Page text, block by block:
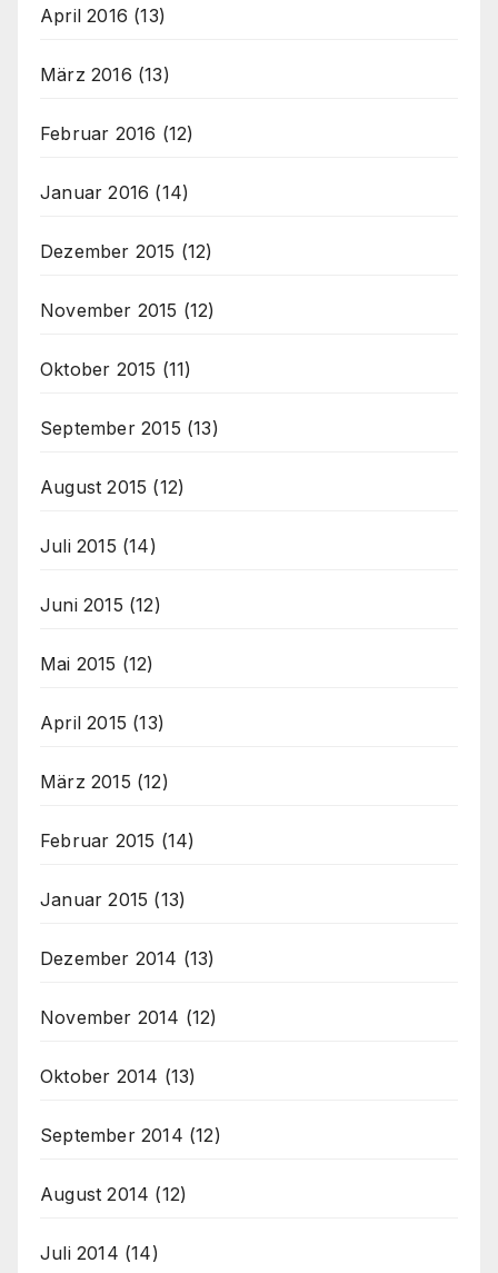
April 2016 (13)
März 2016 (13)
Februar 2016 (12)
Januar 2016 (14)
Dezember 2015 (12)
November 2015 (12)
Oktober 2015 (11)
September 2015 (13)
August 2015 (12)
Juli 2015 (14)
Juni 2015 (12)
Mai 2015 (12)
April 2015 (13)
März 2015 (12)
Februar 2015 (14)
Januar 2015 (13)
Dezember 2014 (13)
November 2014 (12)
Oktober 2014 (13)
September 2014 (12)
August 2014 (12)
Juli 2014 (14)